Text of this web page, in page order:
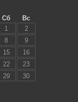
Сб
Вс
1
2
8
9
15
16
22
23
29
30